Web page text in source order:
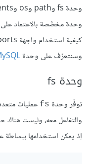
وحدة مخصَّصة بالاعتماد
وسنتعرّف على وحدة
وحدة fs
توفّر وحدة fs عمليات
والتفاعل معه، وليست هناك
إذ يمكن استخدامها ببساطة